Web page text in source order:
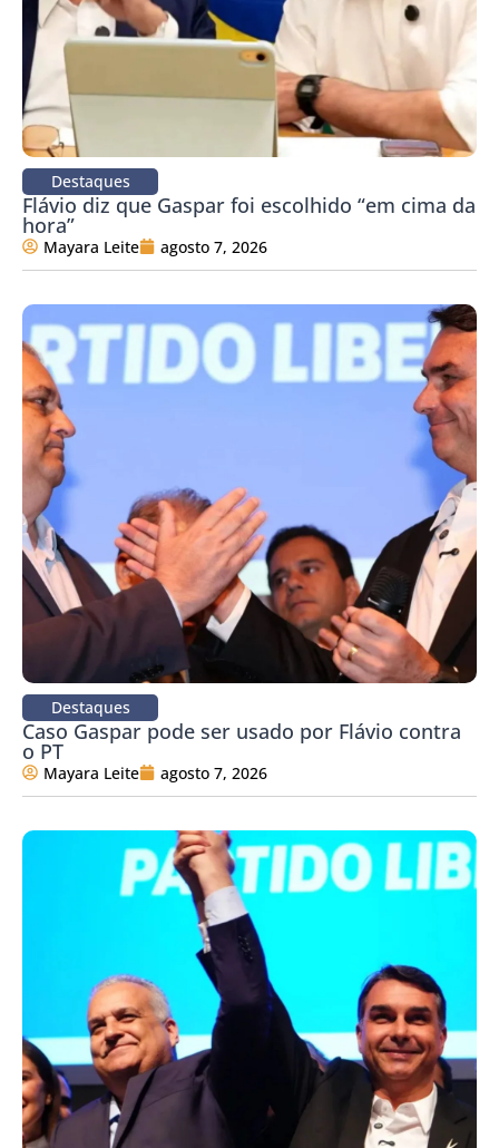
Destaques
Flávio diz que Gaspar foi escolhido “em cima da
hora”
Mayara Leite agosto 7, 2026
Destaques
Caso Gaspar pode ser usado por Flávio contra
o PT
Mayara Leite agosto 7, 2026